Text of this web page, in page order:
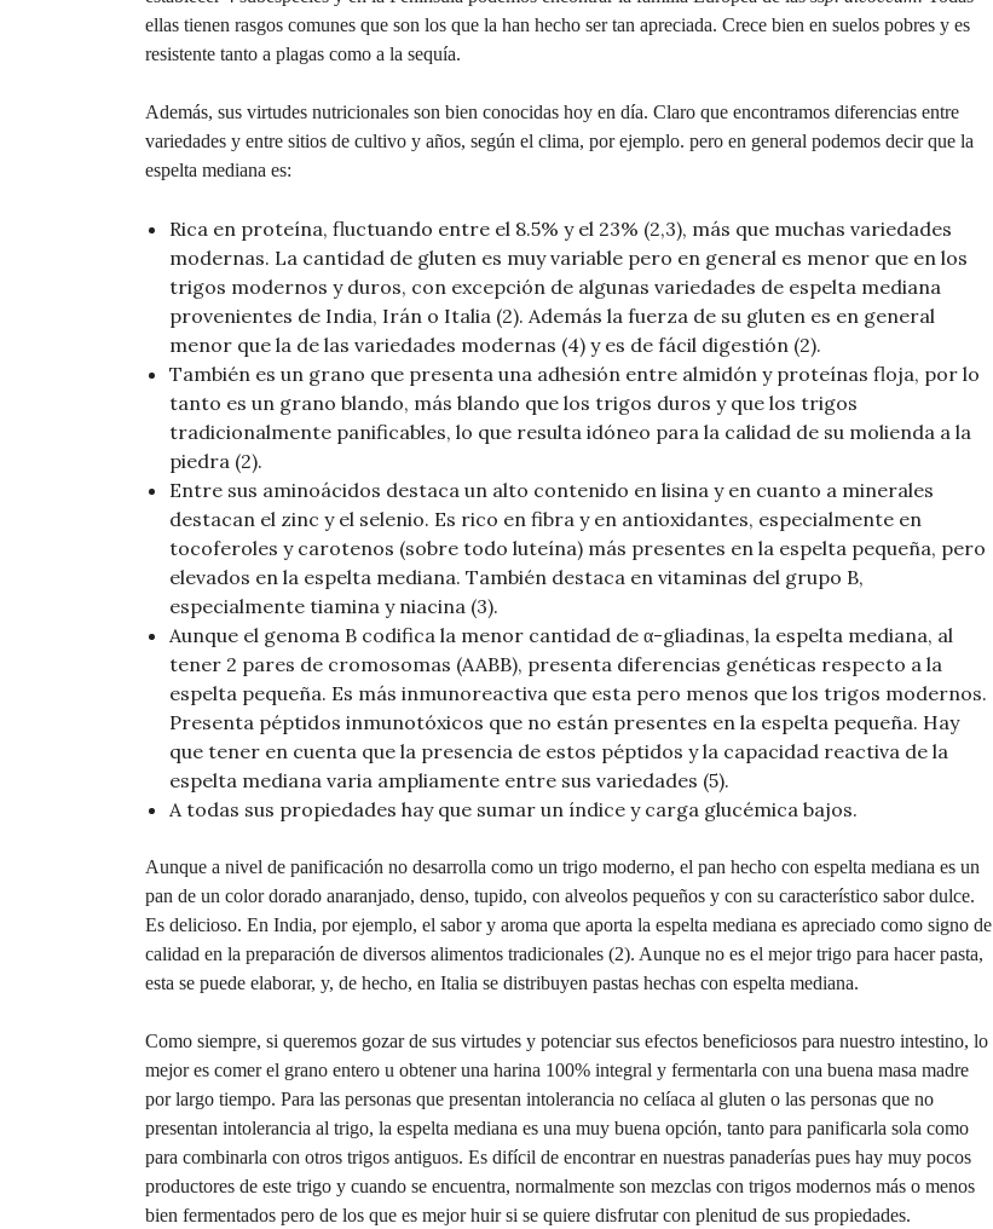
ellas tienen rasgos comunes que son los que la han hecho ser tan apreciada. Crece bien en suelos pobres y es
resistente tanto a plagas como a la sequía.
Además, sus virtudes nutricionales son bien conocidas hoy en día. Claro que encontramos diferencias entre
variedades y entre sitios de cultivo y años, según el clima, por ejemplo. pero en general podemos decir que la
espelta mediana es:
Rica en proteína, fluctuando entre el 8.5% y el 23% (2,3), más que muchas variedades
modernas. La cantidad de gluten es muy variable pero en general es menor que en los
trigos modernos y duros, con excepción de algunas variedades de espelta mediana
provenientes de India, Irán o Italia (2). Además la fuerza de su gluten es en general
menor que la de las variedades modernas (4) y es de fácil digestión (2).
También es un grano que presenta una adhesión entre almidón y proteínas floja, por lo
tanto es un grano blando, más blando que los trigos duros y que los trigos
tradicionalmente panificables, lo que resulta idóneo para la calidad de su molienda a la
piedra (2).
Entre sus aminoácidos destaca un alto contenido en lisina y en cuanto a minerales
destacan el zinc y el selenio. Es rico en fibra y en antioxidantes, especialmente en
tocoferoles y carotenos (sobre todo luteína) más presentes en la espelta pequeña, pero
elevados en la espelta mediana. También destaca en vitaminas del grupo B,
especialmente tiamina y niacina (3).
Aunque el genoma B codifica la menor cantidad de α-gliadinas, la espelta mediana, al
tener 2 pares de cromosomas (AABB), presenta diferencias genéticas respecto a la
espelta pequeña. Es más inmunoreactiva que esta pero menos que los trigos modernos.
Presenta péptidos inmunotóxicos que no están presentes en la espelta pequeña. Hay
que tener en cuenta que la presencia de estos péptidos y la capacidad reactiva de la
espelta mediana varia ampliamente entre sus variedades (5).
A todas sus propiedades hay que sumar un índice y carga glucémica bajos.
Aunque a nivel de panificación no desarrolla como un trigo moderno, el pan hecho con espelta mediana es un
pan de un color dorado anaranjado, denso, tupido, con alveolos pequeños y con su característico sabor dulce.
Es delicioso. En India, por ejemplo, el sabor y aroma que aporta la espelta mediana es apreciado como signo de
calidad en la preparación de diversos alimentos tradicionales (2). Aunque no es el mejor trigo para hacer pasta,
esta se puede elaborar, y, de hecho, en Italia se distribuyen pastas hechas con espelta mediana.
Como siempre, si queremos gozar de sus virtudes y potenciar sus efectos beneficiosos para nuestro intestino, lo
mejor es comer el grano entero u obtener una harina 100% integral y fermentarla con una buena masa madre
por largo tiempo. Para las personas que presentan intolerancia no celíaca al gluten o las personas que no
presentan intolerancia al trigo, la espelta mediana es una muy buena opción, tanto para panificarla sola como
para combinarla con otros trigos antiguos. Es difícil de encontrar en nuestras panaderías pues hay muy pocos
productores de este trigo y cuando se encuentra, normalmente son mezclas con trigos modernos más o menos
bien fermentados pero de los que es mejor huir si se quiere disfrutar con plenitud de sus propiedades.